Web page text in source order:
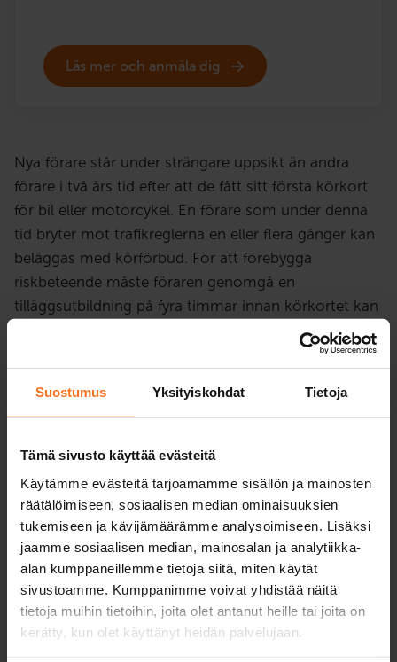
Suostumus Yksityiskohdat Tietoja
Tämä sivusto käyttää evästeitä
Käytämme evästeitä tarjoamamme sisällön ja mainosten
räätälöimiseen, sosiaalisen median ominaisuuksien
tukemiseen ja kävijämäärämme analysoimiseen. Lisäksi
jaamme sosiaalisen median, mainosalan ja analytiikka-
alan kumppaneillemme tietoja siitä, miten käytät
sivustoamme. Kumppanimme voivat yhdistää näitä
tietoja muihin tietoihin, joita olet antanut heille tai joita on
kerätty, kun olet käyttänyt heidän palvelujaan.
Läs mer och anmäla dig
Nya förare står under strängare uppsikt än andra
förare i två års tid efter att de fått sitt första körkort
för bil eller motorcykel. En förare som under denna
tid bryter mot trafikreglerna en eller flera gånger kan
beläggas med körförbud. För att förebygga
riskbeteende måste föraren genomgå en
tilläggsutbildning på fyra timmar innan körkortet kan
på trafiksäkerheten. Utbildning är teoriutbildning som
omfattar individuella uppgifter och
gruppdiskussioner. Utbildningen omfattar 4 timmar
lektionerna behöves en mikrofon och webbkamera.
Kontrollera att dessa fungerar innan du ansluter dej
till skolningen. Vi rekommenderar att man ankvänder
headset.
Utbildningen kan ske under eller efter körförbudet.